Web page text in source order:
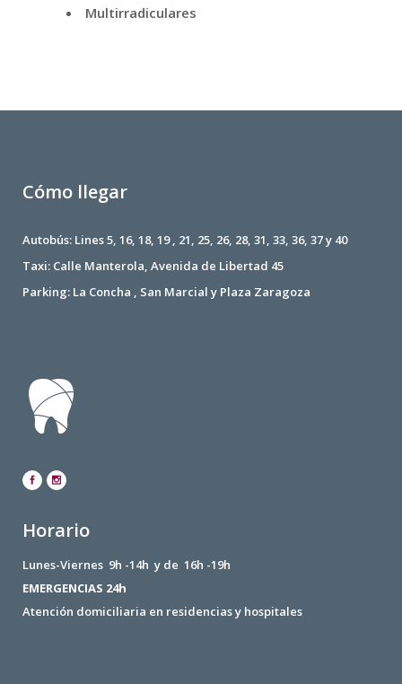
Multirradiculares
Cómo llegar
Autobús: Lines 5, 16, 18, 19 , 21, 25, 26, 28, 31, 33, 36, 37 y 40
Taxi: Calle Manterola, Avenida de Libertad 45
Parking: La Concha , San Marcial y Plaza Zaragoza
Horario
Lunes-Viernes 9h -14h y de 16h -19h
EMERGENCIAS 24h
Atención domiciliaria en residencias y hospitales